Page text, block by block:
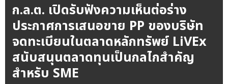
ก.ล.ต. เปิดรับฟังความเห็นต่อร่าง
ประกาศการเสนอขาย PP ของบริษัท
จดทะเบียนในตลาดหลักทรัพย์ LiVEx
สนับสนุนตลาดทุนเป็นกลไกสำคัญ
สำหรับ SME